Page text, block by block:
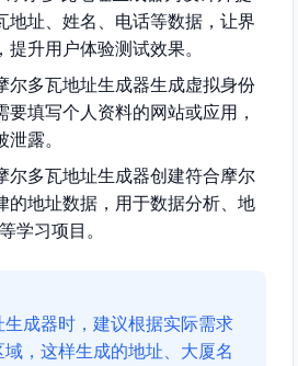
地址、姓名、电话等数据，让界
升用户体验测试效果。
尔多瓦地址生成器生成虚拟身份
要填写个人资料的网站或应用，
露。
尔多瓦地址生成器创建符合摩尔
的地址数据，用于数据分析、地
学习项目。
成器时，建议根据实际需求
，这样生成的地址、大厦名